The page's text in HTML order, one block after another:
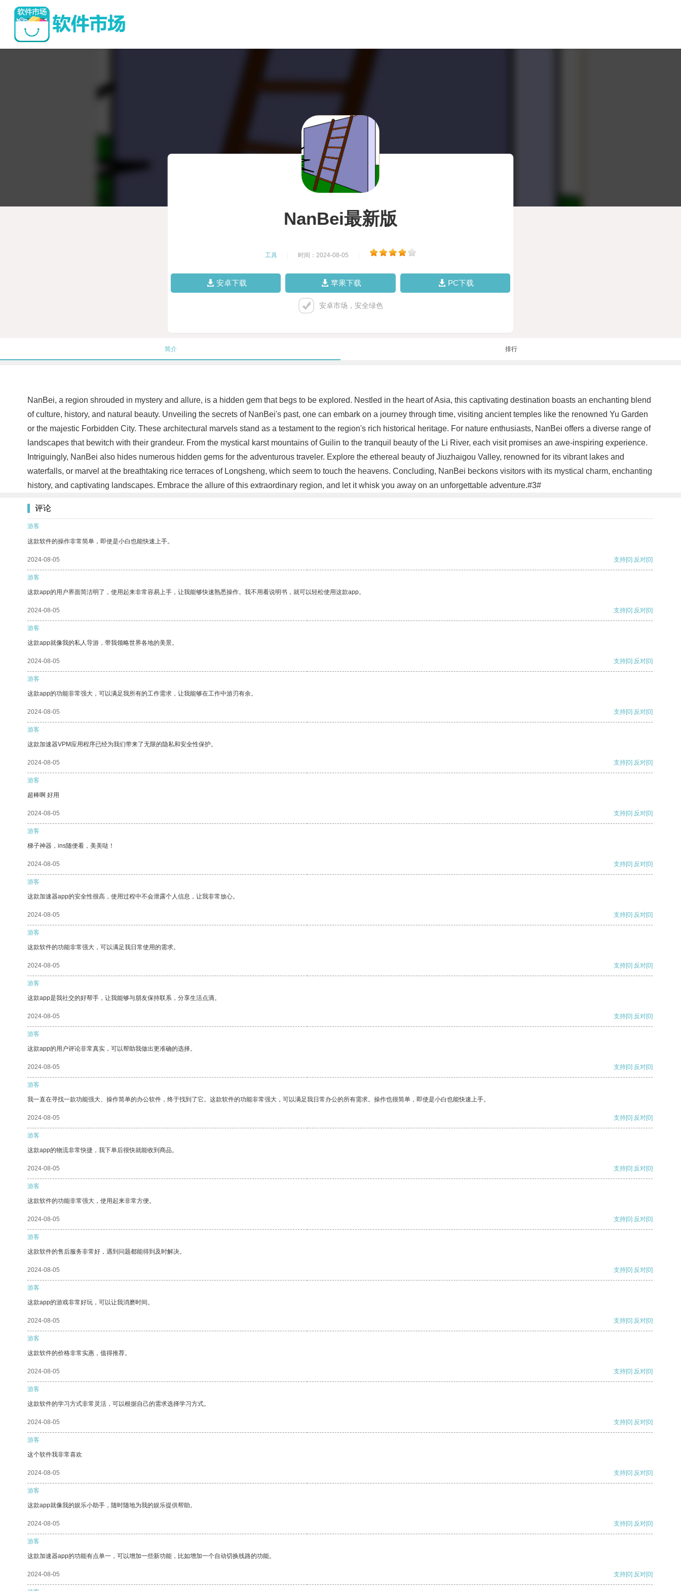
NanBei最新版
工具 时间：2024-08-05
安卓下载 苹果下载 PC下载
安卓市场，安全绿色
简介 排行
NanBei, a region shrouded in mystery and allure, is a hidden gem that begs to be explored. Nestled in the heart of Asia, this captivating destination boasts an enchanting blend
of culture, history, and natural beauty. Unveiling the secrets of NanBei's past, one can embark on a journey through time, visiting ancient temples like the renowned Yu Garden
or the majestic Forbidden City. These architectural marvels stand as a testament to the region's rich historical heritage. For nature enthusiasts, NanBei offers a diverse range of
landscapes that bewitch with their grandeur. From the mystical karst mountains of Guilin to the tranquil beauty of the Li River, each visit promises an awe-inspiring experience.
Intriguingly, NanBei also hides numerous hidden gems for the adventurous traveler. Explore the ethereal beauty of Jiuzhaigou Valley, renowned for its vibrant lakes and
waterfalls, or marvel at the breathtaking rice terraces of Longsheng, which seem to touch the heavens. Concluding, NanBei beckons visitors with its mystical charm, enchanting
history, and captivating landscapes. Embrace the allure of this extraordinary region, and let it whisk you away on an unforgettable adventure.#3#
评论
游客
这款软件的操作非常简单，即使是小白也能快速上手。
2024-08-05 支持[0] 反对[0]
游客
这款app的用户界面简洁明了，使用起来非常容易上手，让我能够快速熟悉操作。我不用看说明书，就可以轻松使用这款app。
2024-08-05 支持[0] 反对[0]
游客
这款app就像我的私人导游，带我领略世界各地的美景。
2024-08-05 支持[0] 反对[0]
游客
这款app的功能非常强大，可以满足我所有的工作需求，让我能够在工作中游刃有余。
2024-08-05 支持[0] 反对[0]
游客
这款加速器VPM应用程序已经为我们带来了无限的隐私和安全性保护。
2024-08-05 支持[0] 反对[0]
游客
超棒啊 好用
2024-08-05 支持[0] 反对[0]
游客
梯子神器，ins随便看，美美哒！
2024-08-05 支持[0] 反对[0]
游客
这款加速器app的安全性很高，使用过程中不会泄露个人信息，让我非常放心。
2024-08-05 支持[0] 反对[0]
游客
这款软件的功能非常强大，可以满足我日常使用的需求。
2024-08-05 支持[0] 反对[0]
游客
这款app是我社交的好帮手，让我能够与朋友保持联系，分享生活点滴。
2024-08-05 支持[0] 反对[0]
游客
这款app的用户评论非常真实，可以帮助我做出更准确的选择。
2024-08-05 支持[0] 反对[0]
游客
我一直在寻找一款功能强大、操作简单的办公软件，终于找到了它。这款软件的功能非常强大，可以满足我日常办公的所有需求。操作也很简单，即使是小白也能快速上手。
2024-08-05 支持[0] 反对[0]
游客
这款app的物流非常快捷，我下单后很快就能收到商品。
2024-08-05 支持[0] 反对[0]
游客
这款软件的功能非常强大，使用起来非常方便。
2024-08-05 支持[0] 反对[0]
游客
这款软件的售后服务非常好，遇到问题都能得到及时解决。
2024-08-05 支持[0] 反对[0]
游客
这款app的游戏非常好玩，可以让我消磨时间。
2024-08-05 支持[0] 反对[0]
游客
这款软件的价格非常实惠，值得推荐。
2024-08-05 支持[0] 反对[0]
游客
这款软件的学习方式非常灵活，可以根据自己的需求选择学习方式。
2024-08-05 支持[0] 反对[0]
游客
这个软件我非常喜欢
2024-08-05 支持[0] 反对[0]
游客
这款app就像我的娱乐小助手，随时随地为我的娱乐提供帮助。
2024-08-05 支持[0] 反对[0]
游客
这款加速器app的功能有点单一，可以增加一些新功能，比如增加一个自动切换线路的功能。
2024-08-05 支持[0] 反对[0]